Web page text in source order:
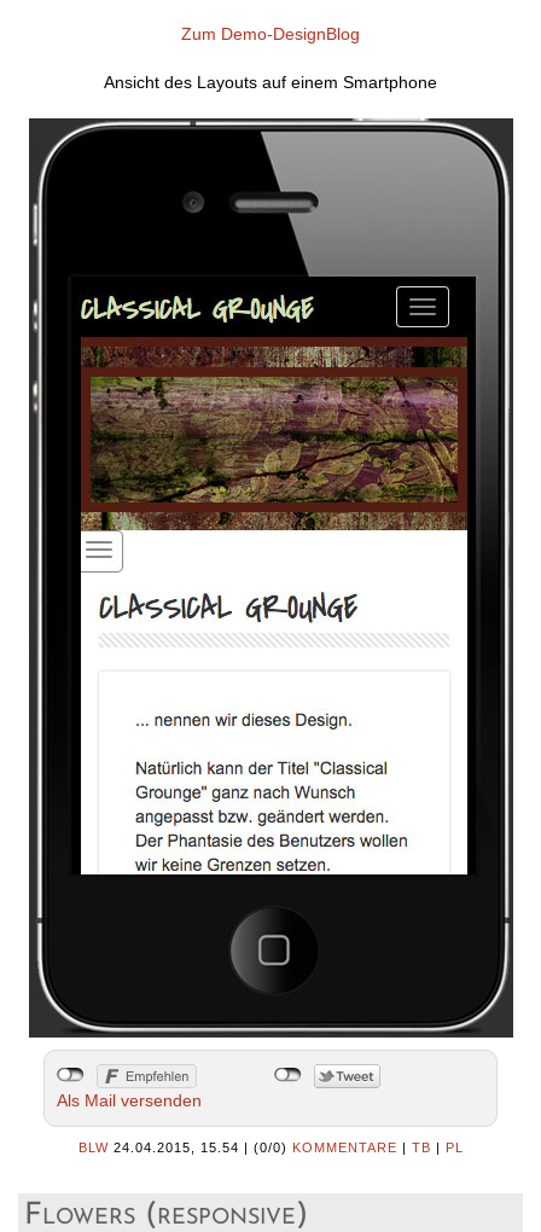
Zum Demo-DesignBlog
Ansicht des Layouts auf einem Smartphone
Als Mail versenden
BLW 24.04.2015, 15.54 | (0/0) KOMMENTARE | TB | PL
Flowers (responsive)